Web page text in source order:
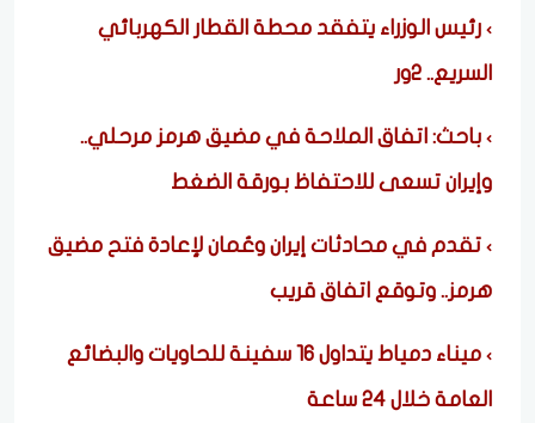
رئيس الوزراء يتفقد محطة القطار الكهربائي
السريع.. 2ور
باحث: اتفاق الملاحة في مضيق هرمز مرحلي..
وإيران تسعى للاحتفاظ بورقة الضغط
تقدم في محادثات إيران وعُمان لإعادة فتح مضيق
هرمز.. وتوقع اتفاق قريب
ميناء دمياط يتداول 16 سفينة للحاويات والبضائع
العامة خلال 24 ساعة